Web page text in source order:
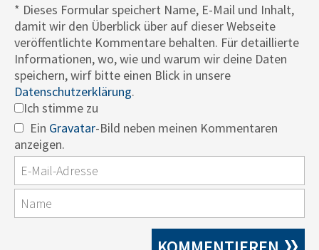
* Dieses Formular speichert Name, E-Mail und Inhalt,
damit wir den Überblick über auf dieser Webseite
veröffentlichte Kommentare behalten. Für detaillierte
Informationen, wo, wie und warum wir deine Daten
speichern, wirf bitte einen Blick in unsere
Datenschutzerklärung.
Ich stimme zu
Ein Gravatar-Bild neben meinen Kommentaren
anzeigen.